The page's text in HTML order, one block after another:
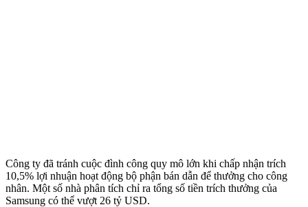
Công ty đã tránh cuộc đình công quy mô lớn khi chấp nhận trích
10,5% lợi nhuận hoạt động bộ phận bán dẫn để thưởng cho công
nhân. Một số nhà phân tích chỉ ra tổng số tiền trích thưởng của
Samsung có thể vượt 26 tỷ USD.